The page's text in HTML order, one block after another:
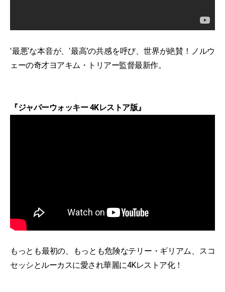
‛最悪‘な本音が、‛最高’の共感を呼び、世界が絶賛！ノルウ
ェーの奇才ヨアキム・トリアー監督最新作。
『ジャバーウォッキー 4Kレストア版』
もっとも最初の、もっとも危険なテリー・ギリアム、スコ
セッシとルーカスに愛され華麗に4Kレストア化！